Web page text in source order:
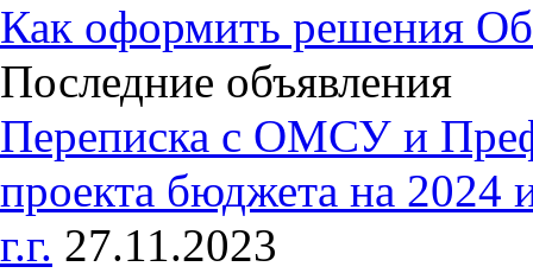
Как оформить решения
Последние объявления
Переписка с ОМСУ и
проекта бюджета на 2024
г.г. 27.11.2023